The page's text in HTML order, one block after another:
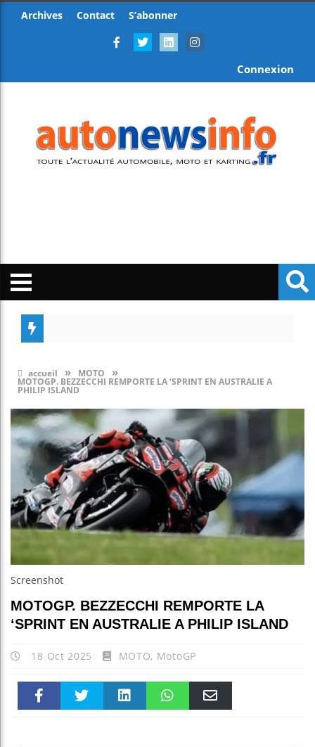
Archives Contact S’abonner
Connexion
accueil » MOTO »
MOTOGP. BEZZECCHI REMPORTE LA ‘SPRINT EN AUSTRALIE A
PHILIP ISLAND
Screenshot
MOTOGP. BEZZECCHI REMPORTE LA
‘SPRINT EN AUSTRALIE A PHILIP ISLAND
18 Oct 2025 MOTO, MotoGP